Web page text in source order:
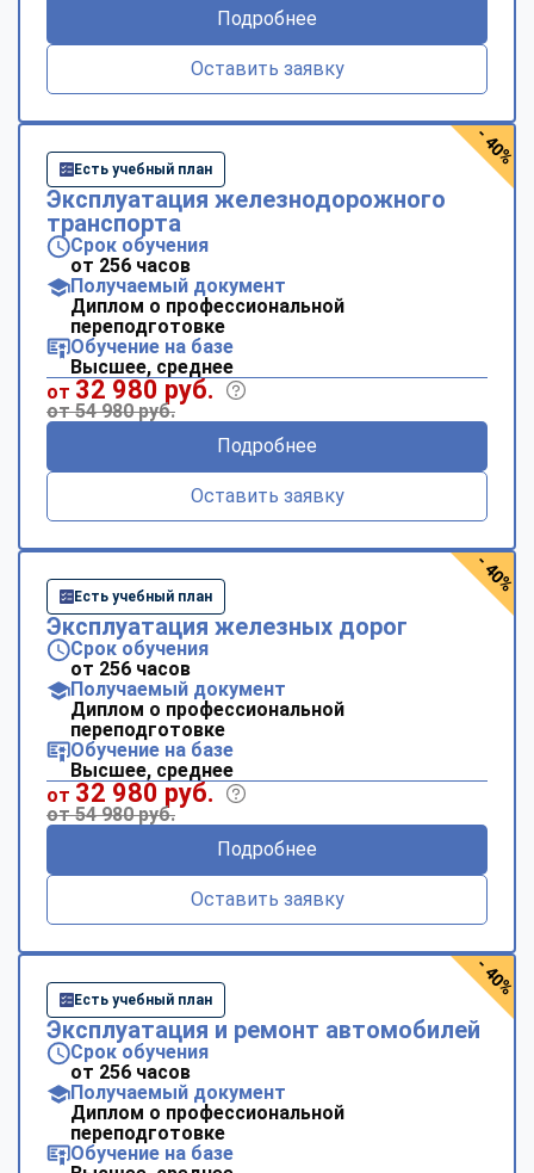
Подробнее
Оставить заявку
Есть учебный план
Эксплуатация железнодорожного
транспорта
Срок обучения
от 256 часов
Получаемый документ
Диплом о профессиональной
переподготовке
Обучение на базе
Высшее, среднее
от 32 980 руб.
от 54 980 руб.
Подробнее
Оставить заявку
- 40%
Есть учебный план
Эксплуатация железных дорог
Срок обучения
от 256 часов
Получаемый документ
Диплом о профессиональной
переподготовке
Обучение на базе
Высшее, среднее
от 32 980 руб.
от 54 980 руб.
Подробнее
Оставить заявку
- 40%
Есть учебный план
Эксплуатация и ремонт автомобилей
Срок обучения
от 256 часов
Получаемый документ
Диплом о профессиональной
переподготовке
Обучение на базе
- 40%